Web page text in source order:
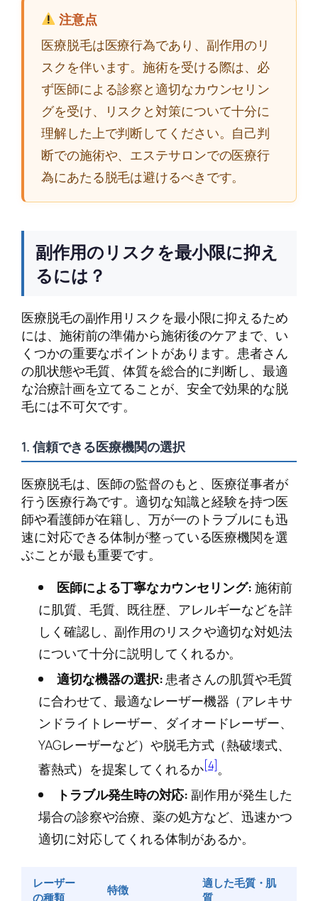
注意点
医療脱毛は医療行為であり、副作用のリ
スクを伴います。施術を受ける際は、必
ず医師による診察と適切なカウンセリン
グを受け、リスクと対策について十分に
理解した上で判断してください。自己判
断での施術や、エステサロンでの医療行
為にあたる脱毛は避けるべきです。
副作用のリスクを最小限に抑え
るには？
医療脱毛の副作用リスクを最小限に抑えるため
には、施術前の準備から施術後のケアまで、い
くつかの重要なポイントがあります。患者さん
の肌状態や毛質、体質を総合的に判断し、最適
な治療計画を立てることが、安全で効果的な脱
毛には不可欠です。
1. 信頼できる医療機関の選択
医療脱毛は、医師の監督のもと、医療従事者が
行う医療行為です。適切な知識と経験を持つ医
師や看護師が在籍し、万が一のトラブルにも迅
速に対応できる体制が整っている医療機関を選
ぶことが最も重要です。
医師による丁寧なカウンセリング:施術前
に肌質、毛質、既往歴、アレルギーなどを詳
しく確認し、副作用のリスクや適切な対処法
について十分に説明してくれるか。
適切な機器の選択:患者さんの肌質や毛質
に合わせて、最適なレーザー機器（アレキサ
ンドライトレーザー、ダイオードレーザー、
YAGレーザーなど）や脱毛方式（熱破壊式、
蓄熱式）を提案してくれるか[4]。
トラブル発生時の対応:副作用が発生した
場合の診察や治療、薬の処方など、迅速かつ
適切に対応してくれる体制があるか。
レーザー
の種類
特徴
適した毛質・肌
質